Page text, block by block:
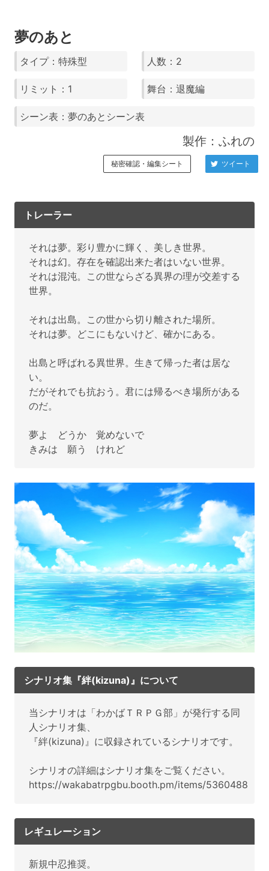
夢のあと
タイプ：特殊型 人数：2
リミット：1 舞台：退魔編
シーン表：夢のあとシーン表
製作：ふれの
秘密確認・編集シート ツイート
トレーラー
それは夢。彩り豊かに輝く、美しき世界。
それは幻。存在を確認出来た者はいない世界。
それは混沌。この世ならざる異界の理が交差する
世界。
それは出島。この世から切り離された場所。
それは夢。どこにもないけど、確かにある。
出島と呼ばれる異世界。生きて帰った者は居な
い。
だがそれでも抗おう。君には帰るべき場所がある
のだ。
夢よ どうか 覚めないで
きみは 願う けれど
シナリオ集『絆(kizuna)』について
当シナリオは「わかばＴＲＰＧ部」が発行する同
人シナリオ集、
『絆(kizuna)』に収録されているシナリオです。
シナリオの詳細はシナリオ集をご覧ください。
https://wakabatrpgbu.booth.pm/items/5360488
レギュレーション
新規中忍推奨。